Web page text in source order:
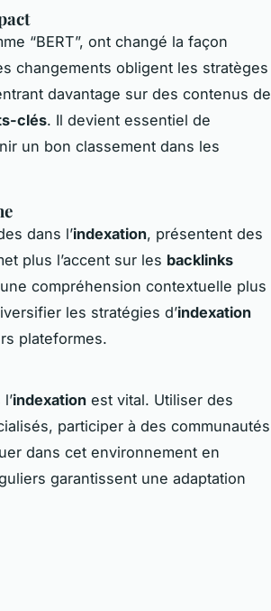
“BERT”, ont changé la façon
changements obligent les stratèges
davantage sur des contenus de
clés. Il devient essentiel de
un bon classement dans les
dans l’indexation, présentent des
plus l’accent sur les backlinks
compréhension contextuelle plus
les stratégies d’indexation
plateformes.
indexation est vital. Utiliser des
participer à des communautés
dans cet environnement en
garantissent une adaptation